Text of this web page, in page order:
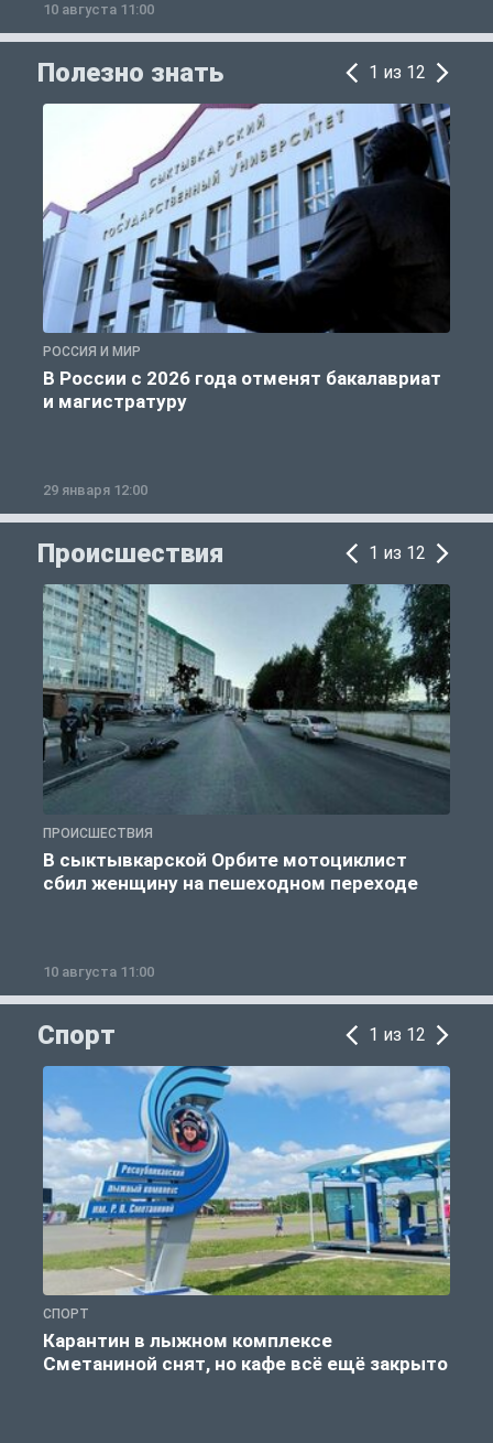
10 августа 11:00
Полезно знать 1 из 12
РОССИЯ И МИР
В России с 2026 года отменят бакалавриат
и магистратуру
29 января 12:00
Происшествия 1 из 12
ПРОИСШЕСТВИЯ
В сыктывкарской Орбите мотоциклист
сбил женщину на пешеходном переходе
10 августа 11:00
Спорт 1 из 12
СПОРТ
Карантин в лыжном комплексе
Сметаниной снят, но кафе всё ещё закрыто